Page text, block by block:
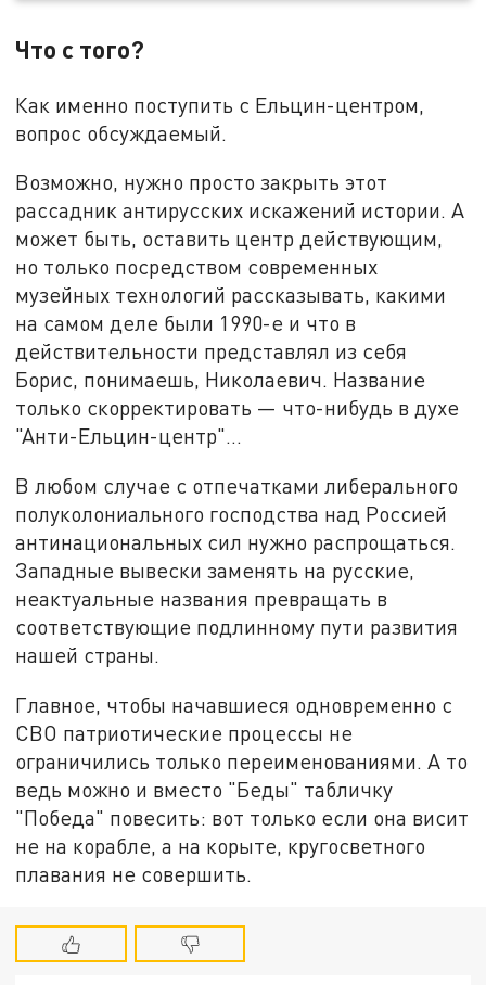
Что с того?
Как именно поступить с Ельцин-центром,
вопрос обсуждаемый.
Возможно, нужно просто закрыть этот
рассадник антирусских искажений истории. А
может быть, оставить центр действующим,
но только посредством современных
музейных технологий рассказывать, какими
на самом деле были 1990-е и что в
действительности представлял из себя
Борис, понимаешь, Николаевич. Название
только скорректировать — что-нибудь в духе
"Анти-Ельцин-центр"…
В любом случае с отпечатками либерального
полуколониального господства над Россией
антинациональных сил нужно распрощаться.
Западные вывески заменять на русские,
неактуальные названия превращать в
соответствующие подлинному пути развития
нашей страны.
Главное, чтобы начавшиеся одновременно с
СВО патриотические процессы не
ограничились только переименованиями. А то
ведь можно и вместо "Беды" табличку
"Победа" повесить: вот только если она висит
не на корабле, а на корыте, кругосветного
плавания не совершить.